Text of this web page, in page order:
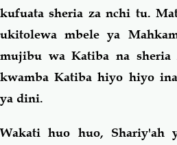
kufuata sheria za nchi tu.
ukitolewa mbele ya
mujibu wa Katiba na
kwamba Katiba hiyo hiyo
ya dini.
Wakati huo huo, Shariy'ah